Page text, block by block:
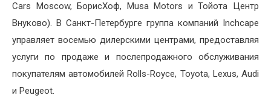
Cars Moscow, БорисХоф, Musa Motors и Тойота Центр
Внуково). В Санкт-Петербурге группа компаний Inchcape
управляет восемью дилерскими центрами, предоставляя
услуги по продаже и послепродажного обслуживания
покупателям автомобилей Rolls-Royce, Toyota, Lexus, Audi
и Peugeot.